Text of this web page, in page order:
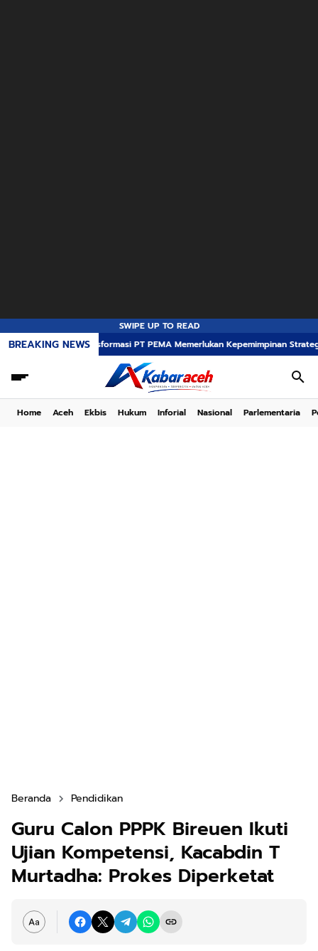
SWIPE UP TO READ
BREAKING NEWS
Transformasi PT PEMA Memerlukan Kepemimpinan Strategis, Dr.
Home Aceh Ekbis Hukum Inforial Nasional Parlementaria
Beranda Pendidikan
Guru Calon PPPK Bireuen Ikuti
Ujian Kompetensi, Kacabdin T
Murtadha: Prokes Diperketat